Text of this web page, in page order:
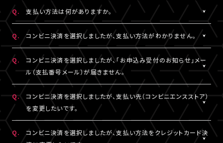
でサンプル動画の映像と音声が正常に再生できることをご確認の
うえ、ご自身の判断で視聴チケットのご購入をご検討ください。
A.
一度決済を完了された視聴チケットの券種変更・キャンセルは一切
お受けできません。
※クレジットカード決済の場合、即時決済となります。
※コンビニ決済の場合、お支払いがお済みでない場合のみ、券種
変更・キャンセルが可能です。
Q. 支払い方法は何がありますか。
クレジットカード決済、コンビニ決済がご利用いただけます。
決済の明細には「LIVESHIP」と表示されます。
Q. コンビニ決済を選択しましたが、支払い方法がわかりません。
A. コンビニ決済の支払い方法は、下記よりご確認ください。
■コンビニ決済支払い方法（手順4以降）
□ローソン・ミニストップ
https://www.sbpayment.jp/support/how_to_pay/cvs/
□ファミリーマート
https://www.sbpayment.jp/support/how_to_pay/cvs/
□セイコーマート
Q.
コンビニ決済を選択しましたが、「お申込み受付のお知らせ」メー
ル（支払番号メール）が届きません。
A.
コンビニ決済を選択された場合、「お申込み受付のお知らせ」メー
ル（支払番号メール）は、視聴チケット販売ページでご入力いただ
いたA!-ID（メールアドレス）宛に【@liveship.tokyo】ドメインから
配信しております。
“迷惑メール”として自動振り分け・受信拒否されていないかご確
Q.
コンビニ決済を選択しましたが、支払い先（コンビニエンスストア）
を変更したいです。
コンビニ決済の支払先（コンビニエンスストア）を変更する場合は、
「マイページ」内「チケット購入情報」より、支払先を変更したいチケ
Q.
コンビニ決済を選択しましたが、支払い方法をクレジットカード決